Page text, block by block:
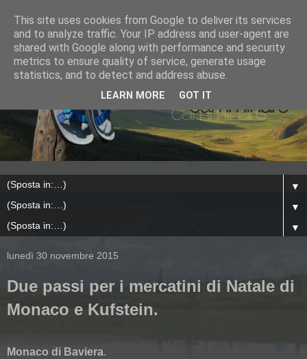
▼
▼
▼
lunedì 30 novembre 2015
Due passi per i mercatini di Natale di
Monaco e Kufstein.
Monaco di Baviera.
This site uses cookies from Google to deliver its services
and to analyze traffic. Your IP address and user-agent are
shared with Google along with performance and security
metrics to ensure quality of service, generate usage
statistics, and to detect and address abuse.
LEARN MORE GOT IT